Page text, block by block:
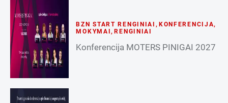
BZN START RENGINIAI , KONFERENCIJA,
MOKYMAI ,RENGINIAI
Konferencija MOTERS PINIGAI 2027